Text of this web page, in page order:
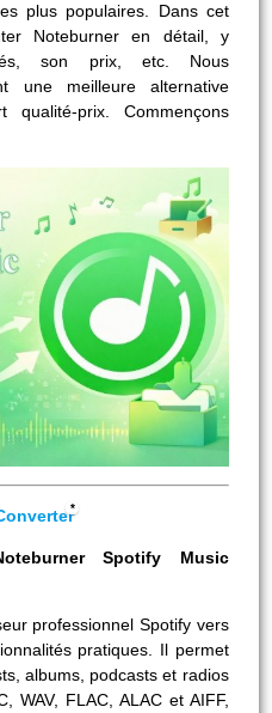
plus populaires. Dans cet
Noteburner en détail, y
son prix, etc. Nous
une meilleure alternative
prix. Commençons
Spotify Music
professionnel Spotify vers
pratiques. Il permet
albums, podcasts et radios
WAV, FLAC, ALAC et AIFF,